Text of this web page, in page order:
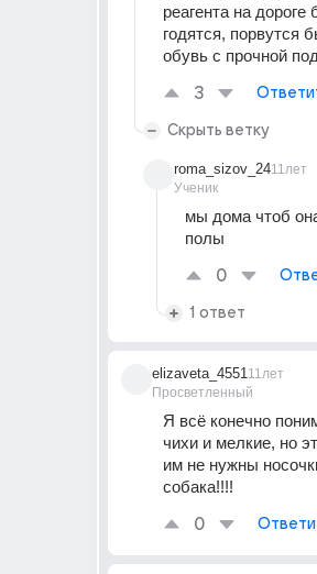
реагента на дороге
годятся, порвутся
обувь с прочной
3
Скрыть ветку
roma_sizov_24
Ученик
11лет
мы дома чтоб
полы
0
1 ответ
elizaveta_4551
Просветленный
11лет
Я всё конечно
чихи и мелкие, но
им не нужны
собака!!!!
0